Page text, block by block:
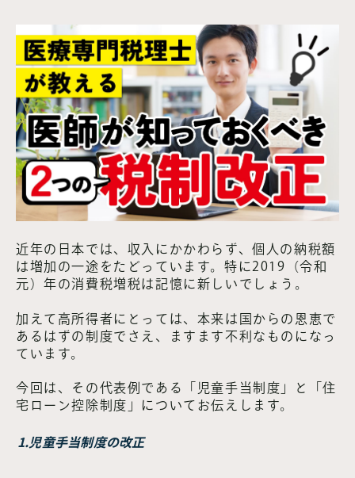
近年の日本では、収入にかかわらず、個人の納税額
は増加の一途をたどっています。特に2019（令和
元）年の消費税増税は記憶に新しいでしょう。
加えて高所得者にとっては、本来は国からの恩恵で
あるはずの制度でさえ、ますます不利なものになっ
ています。
今回は、その代表例である「児童手当制度」と「住
宅ローン控除制度」についてお伝えします。
1.児童手当制度の改正